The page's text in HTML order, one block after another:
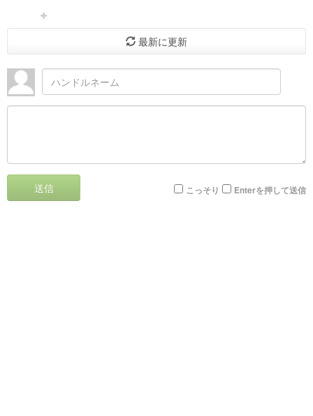
最新に更新
送信 こっそり Enterを押して送信